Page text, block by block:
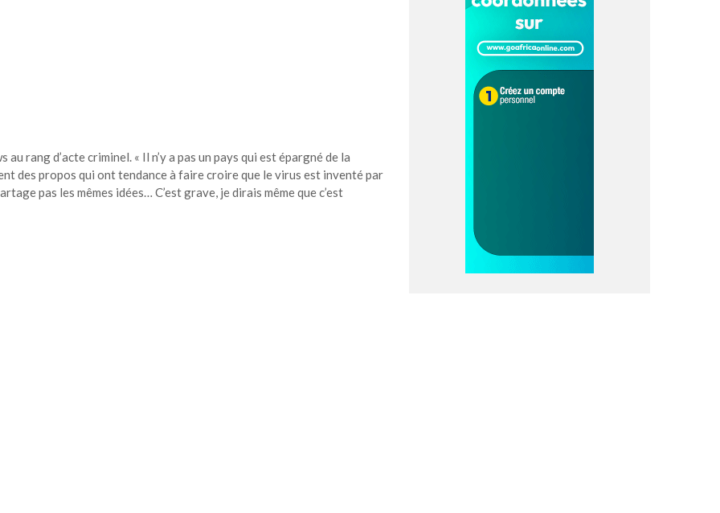
rang d’acte criminel. « Il n’y a pas un pays qui est épargné de la
des propos qui ont tendance à faire croire que le virus est inventé par
pas les mêmes idées… C’est grave, je dirais même que c’est